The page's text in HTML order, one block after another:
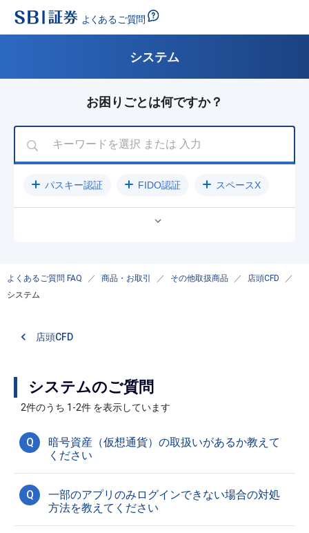
システム
お困りごとは何ですか？
パスキー認証 FIDO認証 スペースX
よくあるご質問 FAQ 商品・お取引 その他取扱商品
店頭CFD
システム
店頭CFD
システムのご質問
2件のうち 1-2件 を表示しています
Q
暗号資産（仮想通貨）の取扱いがあるか教えて
ください
Q
一部のアプリのみログインできない場合の対処
方法を教えてください